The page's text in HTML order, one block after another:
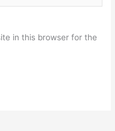
in this browser for the